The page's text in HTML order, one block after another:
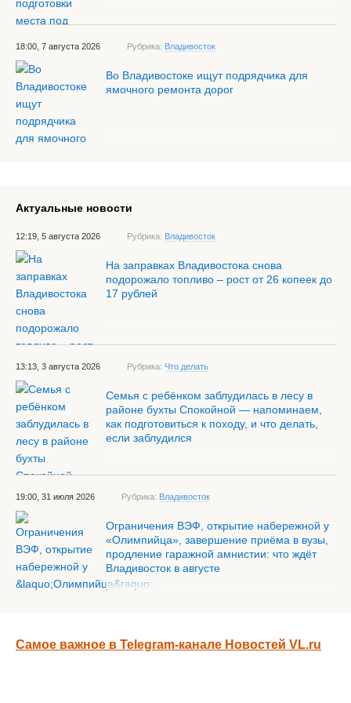
18:00, 7 августа 2026 Рубрика: Владивосток
Во Владивостоке ищут подрядчика для
ямочного ремонта дорог
Актуальные новости
12:19, 5 августа 2026 Рубрика: Владивосток
На заправках Владивостока снова
подорожало топливо – рост от 26 копеек до
17 рублей
13:13, 3 августа 2026 Рубрика: Что делать
Семья с ребёнком заблудилась в лесу в
районе бухты Спокойной — напоминаем,
как подготовиться к походу, и что делать,
если заблудился
19:00, 31 июля 2026 Рубрика: Владивосток
Ограничения ВЭФ, открытие набережной у
«Олимпийца», завершение приёма в вузы,
продление гаражной амнистии: что ждёт
Владивосток в августе
Самое важное в Telegram-канале Новостей VL.ru